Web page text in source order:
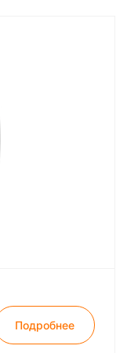
Подробнее